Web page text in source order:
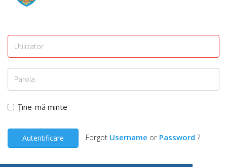
Ține-mă minte
Autentificare Forgot Username or Password ?